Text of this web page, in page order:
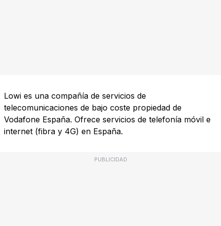
Lowi es una compañía de servicios de
telecomunicaciones de bajo coste propiedad de
Vodafone España. Ofrece servicios de telefonía móvil e
internet (fibra y 4G) en España.
PUBLICIDAD